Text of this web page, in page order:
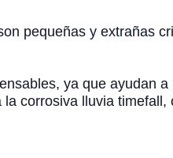
pequeñas y extrañas
ya que ayudan
corrosiva lluvia timefall,